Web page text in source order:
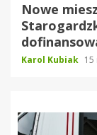
Nowe
Karol Kubiak 15